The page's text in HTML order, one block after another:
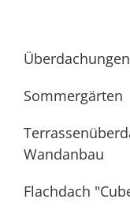
Überdachungen
Sommergärten
Wandanbau
Flachdach